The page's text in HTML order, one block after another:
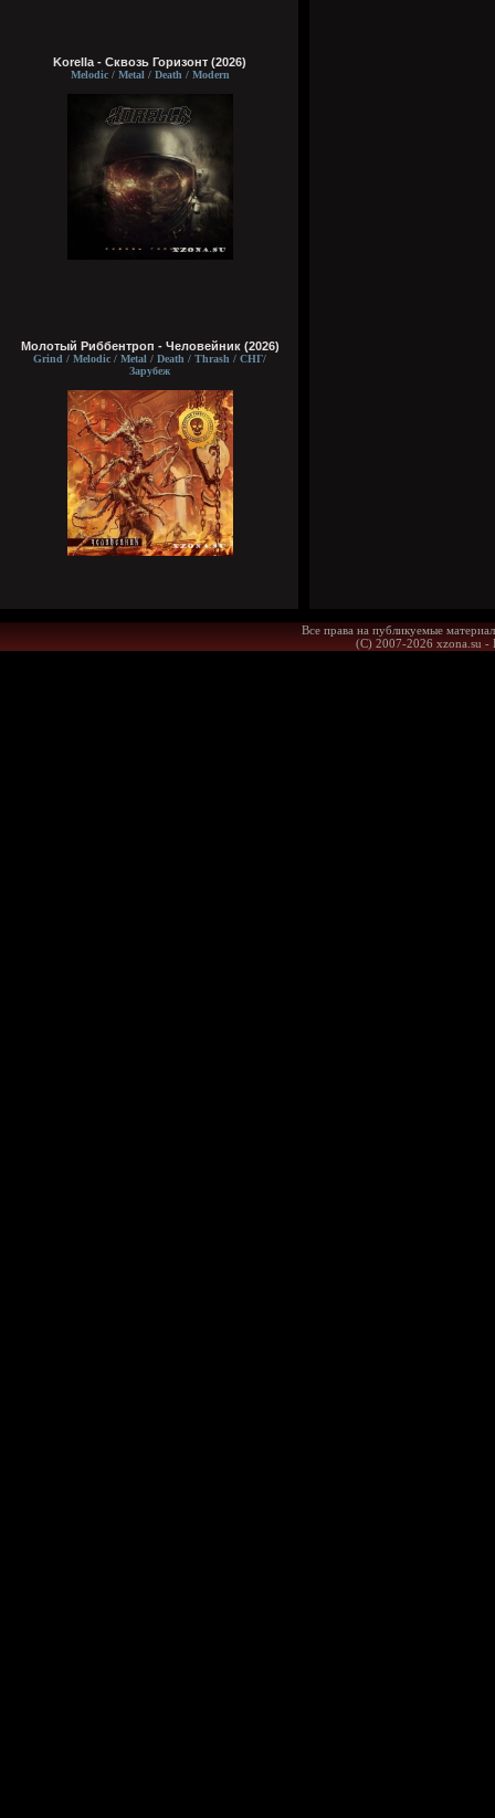
Korella - Сквозь Горизонт (2026)
Melodic / Metal / Death / Modern
Молотый Риббентроп - Человейник (2026)
Grind / Melodic / Metal / Death / Thrash / СНГ/
Зарубеж
Все права на публикуемые
(С) 2007-2026 xzona.su -